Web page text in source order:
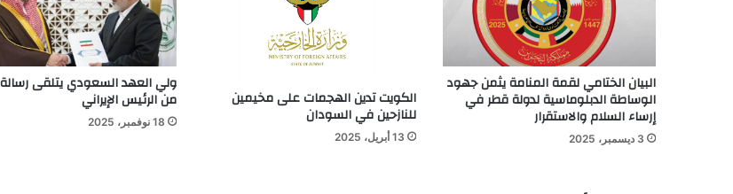
البيان الختامي لقمة المنامة يثمن جهود
الوساطة الدبلوماسية لدولة قطر في
إرساء السلام والاستقرار
3 ديسمبر، 2025
الكويت تدين الهجمات على مخيمين
للنازحين في السودان
13 أبريل، 2025
ولي العهد السعودي يتلقى
من الرئيس الإيراني
18 نوفمبر، 2025